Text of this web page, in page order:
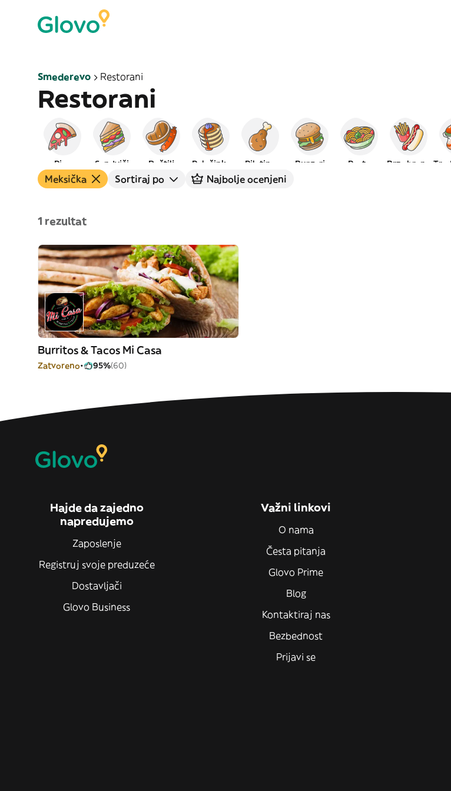
Smederevo Restorani
Restorani
Pica Sendviči Roštilj Palačinke Piletina Burgeri Pasta Brza hrana
Meksička Sortiraj po Najbolje ocenjeni
1 rezultat
Burritos & Tacos Mi Casa
Zatvoreno 95%(60)
Hajde da zajedno
napredujemo
Zaposlenje
Registruj svoje preduzeće
Dostavljači
Glovo Business
Važni linkovi
O nama
Česta pitanja
Glovo Prime
Blog
Kontaktiraj nas
Bezbednost
Prijavi se